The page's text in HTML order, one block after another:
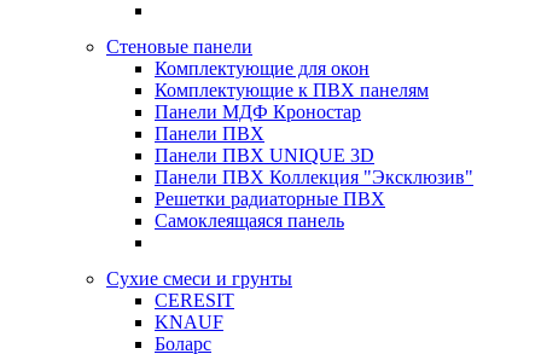
Стеновые панели
Комплектующие для окон
Комплектующие к ПВХ панелям
Панели МДФ Кроностар
Панели ПВХ
Панели ПВХ UNIQUE 3D
Панели ПВХ Коллекция "Эксклюзив"
Решетки радиаторные ПВХ
Самоклеящаяся панель
Сухие смеси и грунты
CERESIT
KNAUF
Боларс